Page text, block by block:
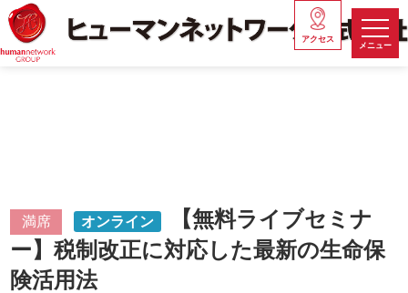
メニュー
アクセス
満席 オンライン
【無料ライブセミナ
ー】税制改正に対応した最新の生命保
険活用法